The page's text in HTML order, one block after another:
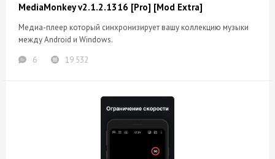
MediaMonkey v2.1.2.1316 [Pro] [Mod Extra]
Медиа-плеер который синхронизирует вашу коллекцию музыки
между Android и Windows.
6
19 532